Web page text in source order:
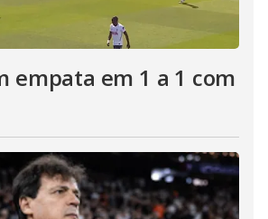
empata em 1 a 1 com